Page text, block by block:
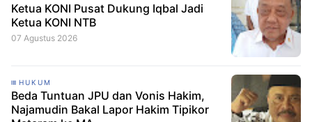
Ketua KONI Pusat Dukung Iqbal Jadi
Ketua KONI NTB
07 Agustus 2026
HUKUM
Beda Tuntuan JPU dan Vonis Hakim,
Najamudin Bakal Lapor Hakim Tipikor